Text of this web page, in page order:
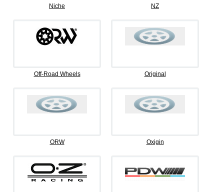
Niche NZ
Off-Road Wheels Original
ORW Oxigin